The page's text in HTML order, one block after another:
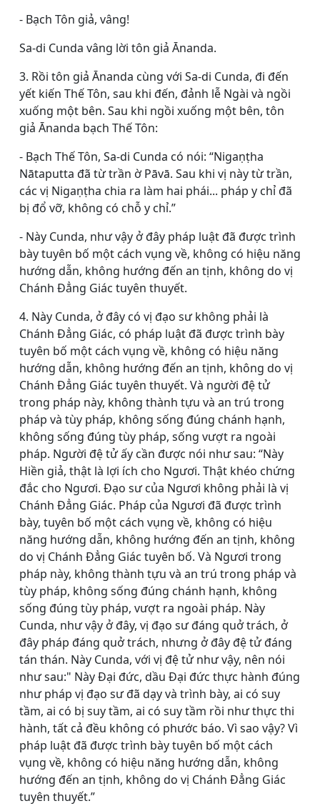
- Bạch Tôn giả, vâng!
Sa-di Cunda vâng lời tôn giả Ānanda.
3. Rồi tôn giả Ānanda cùng với Sa-di Cunda, đi đến
yết kiến Thế Tôn, sau khi đến, đảnh lễ Ngài và ngồi
xuống một bên. Sau khi ngồi xuống một bên, tôn
giả Ānanda bạch Thế Tôn:
- Bạch Thế Tôn, Sa-di Cunda có nói: “Nigaṇṭha
Nātaputta đã từ trần ờ Pāvā. Sau khi vị này từ trần,
các vị Nigaṇṭha chia ra làm hai phái... pháp y chỉ đã
bị đổ vỡ, không có chỗ y chỉ.”
- Này Cunda, như vậy ở đây pháp luật đã được trình
bày tuyên bố một cách vụng về, không có hiệu năng
hướng dẫn, không hướng đến an tịnh, không do vị
Chánh Ðẳng Giác tuyên thuyết.
4. Này Cunda, ở đây có vị đạo sư không phải là
Chánh Ðẳng Giác, có pháp luật đã được trình bày
tuyên bố một cách vụng về, không có hiệu năng
hướng dẫn, không hướng đến an tịnh, không do vị
Chánh Ðẳng Giác tuyên thuyết. Và người đệ tử
trong pháp này, không thành tựu và an trú trong
pháp và tùy pháp, không sống đúng chánh hạnh,
không sống đúng tùy pháp, sống vượt ra ngoài
pháp. Người đệ tử ấy cần được nói như sau: “Này
Hiền giả, thật là lợi ích cho Ngươi. Thật khéo chứng
đắc cho Ngươi. Ðạo sư của Ngươi không phải là vị
Chánh Ðẳng Giác. Pháp của Ngươi đã được trình
bày, tuyên bố một cách vụng về, không có hiệu
năng hướng dẫn, không hướng đến an tịnh, không
do vị Chánh Ðẳng Giác tuyên bố. Và Ngươi trong
pháp này, không thành tựu và an trú trong pháp và
tùy pháp, không sống đúng chánh hạnh, không
sống đúng tùy pháp, vượt ra ngoài pháp. Này
Cunda, như vậy ở đây, vị đạo sư đáng quở trách, ở
đây pháp đáng quở trách, nhưng ở đây đệ tử đáng
tán thán. Này Cunda, với vị đệ tử như vậy, nên nói
như sau:" Này Ðại đức, dầu Ðại đức thực hành đúng
như pháp vị đạo sư đã dạy và trình bày, ai có suy
tầm, ai có bị suy tầm, ai có suy tầm rồi như thực thi
hành, tất cả đều không có phước báo. Vì sao vậy? Vì
pháp luật đã được trình bày tuyên bố một cách
vụng về, không có hiệu năng hướng dẫn, không
hướng đến an tịnh, không do vị Chánh Ðẳng Giác
tuyên thuyết.”